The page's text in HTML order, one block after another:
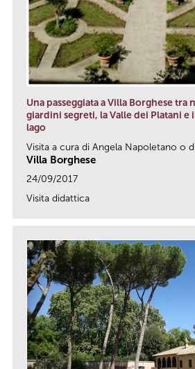
Una passeggiata a Villa Borghese tra
giardini segreti, la Valle dei Platani e
lago
Visita a cura di Angela Napoletano o
Villa Borghese
24/09/2017
Visita didattica